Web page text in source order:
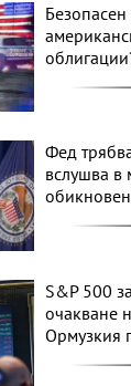
Безопасен
Фед
вслушва в
S&P 500
очакване
Ормузкия